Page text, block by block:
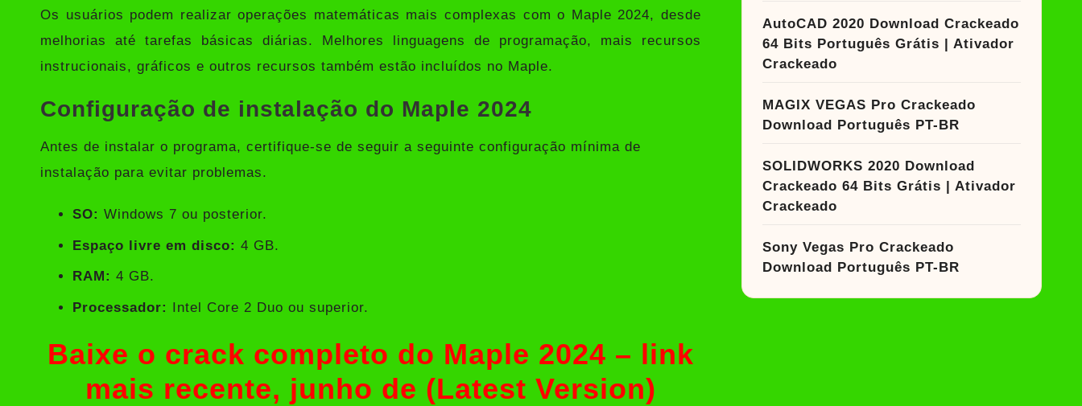
Os usuários podem realizar operações matemáticas mais complexas com o Maple 2024, desde
melhorias até tarefas básicas diárias. Melhores linguagens de programação, mais recursos
instrucionais, gráficos e outros recursos também estão incluídos no Maple.
Configuração de instalação do Maple 2024
Antes de instalar o programa, certifique-se de seguir a seguinte configuração mínima de
instalação para evitar problemas.
SO: Windows 7 ou posterior.
Espaço livre em disco: 4 GB.
RAM: 4 GB.
Processador: Intel Core 2 Duo ou superior.
Baixe o crack completo do Maple 2024 – link
mais recente, junho de (Latest Version)
AutoCAD 2020 Download Crackeado
64 Bits Português Grátis | Ativador
Crackeado
MAGIX VEGAS Pro Crackeado
Download Português PT-BR
SOLIDWORKS 2020 Download
Crackeado 64 Bits Grátis | Ativador
Crackeado
Sony Vegas Pro Crackeado
Download Português PT-BR